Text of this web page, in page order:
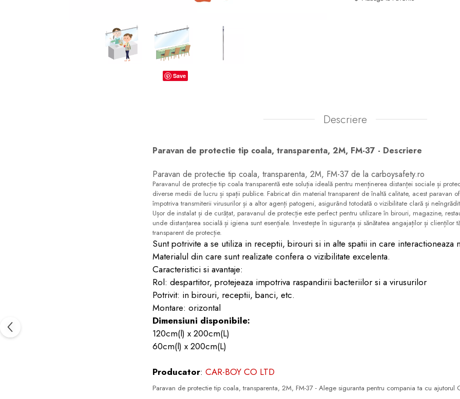
Save
Descriere
Paravan de protectie tip coala, transparenta, 2M, FM-37 - Descriere
Paravan de protectie tip coala, transparenta, 2M, FM-37 de la carboysafety.ro
Paravanul de protecție tip coala transparentă este soluția ideală pentru menținerea distanței sociale și
diverse medii de lucru și spații publice. Fabricat din material transparent de înaltă calitate, acest paravan
împotriva transmiterii virusurilor și a altor agenți patogeni, asigurând totodată o vizibilitate clară și
Ușor de instalat și de curățat, paravanul de protecție este perfect pentru utilizare în birouri, magazine,
unde distanțarea socială și igiena sunt esențiale. Investește în siguranța și sănătatea angajaților și clienților
transparent de protecție.
Sunt potrivite a se utiliza in receptii, birouri si in alte spatii in care interactioneaza
Materialul din care sunt realizate confera o vizibilitate excelenta.
Caracteristici si avantaje:
Rol: despartitor, protejeaza impotriva raspandirii bacteriilor si a virusurilor
Potrivit: in birouri, receptii, banci, etc.
Montare: orizontal
Dimensiuni disponibile:
120cm(l) x 200cm(L)
60cm(l) x 200cm(L)
Producator: CAR-BOY CO LTD
Paravan de protectie tip coala, transparenta, 2M, FM-37 - Alege siguranta pentru compania ta cu ajutorul